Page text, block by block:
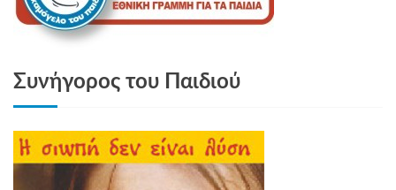
Συνήγορος του Παιδιού